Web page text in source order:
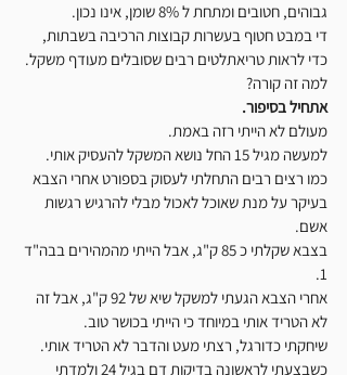
גבוהים, חטובים ומתחת ל 8% שומן, אינו נכון.
די במבט חטוף בעשרות קבוצות הרכיבה בשבתות,
כדי לראות טריאתלטים רבים שסובלים מעודף משקל.
למה זה קורה?
אתחיל בסיפור.
מעולם לא הייתי רזה באמת.
למעשה מגיל 15 החל נושא המשקל להעסיק אותי.
כמו רצים רבים התחלתי לעסוק בספורט אחרי הצבא
בעיקר על מנת שאוכל לאכול מבלי להרגיש רגשות
אשם.
בצבא שקלתי כ 85 ק"ג, אבל הייתי מהמהירים בבה"ד
1.
אחרי הצבא הגעתי למשקל שיא של 92 ק"ג, אבל זה
לא הטריד אותי במיוחד כי הייתי בכושר טוב.
שיחקתי כדורגל, רצתי מעט והדבר לא הטריד אותי.
כשבצעתי לראשונה בדיקות דם בגיל 24 ולמדתי